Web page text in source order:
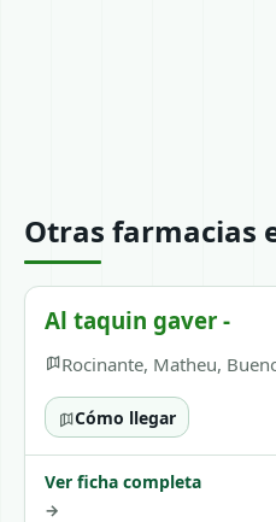
Otras farmacias
Al taquin gaver -
Rocinante, Matheu,
Cómo llegar
Ver ficha completa
→